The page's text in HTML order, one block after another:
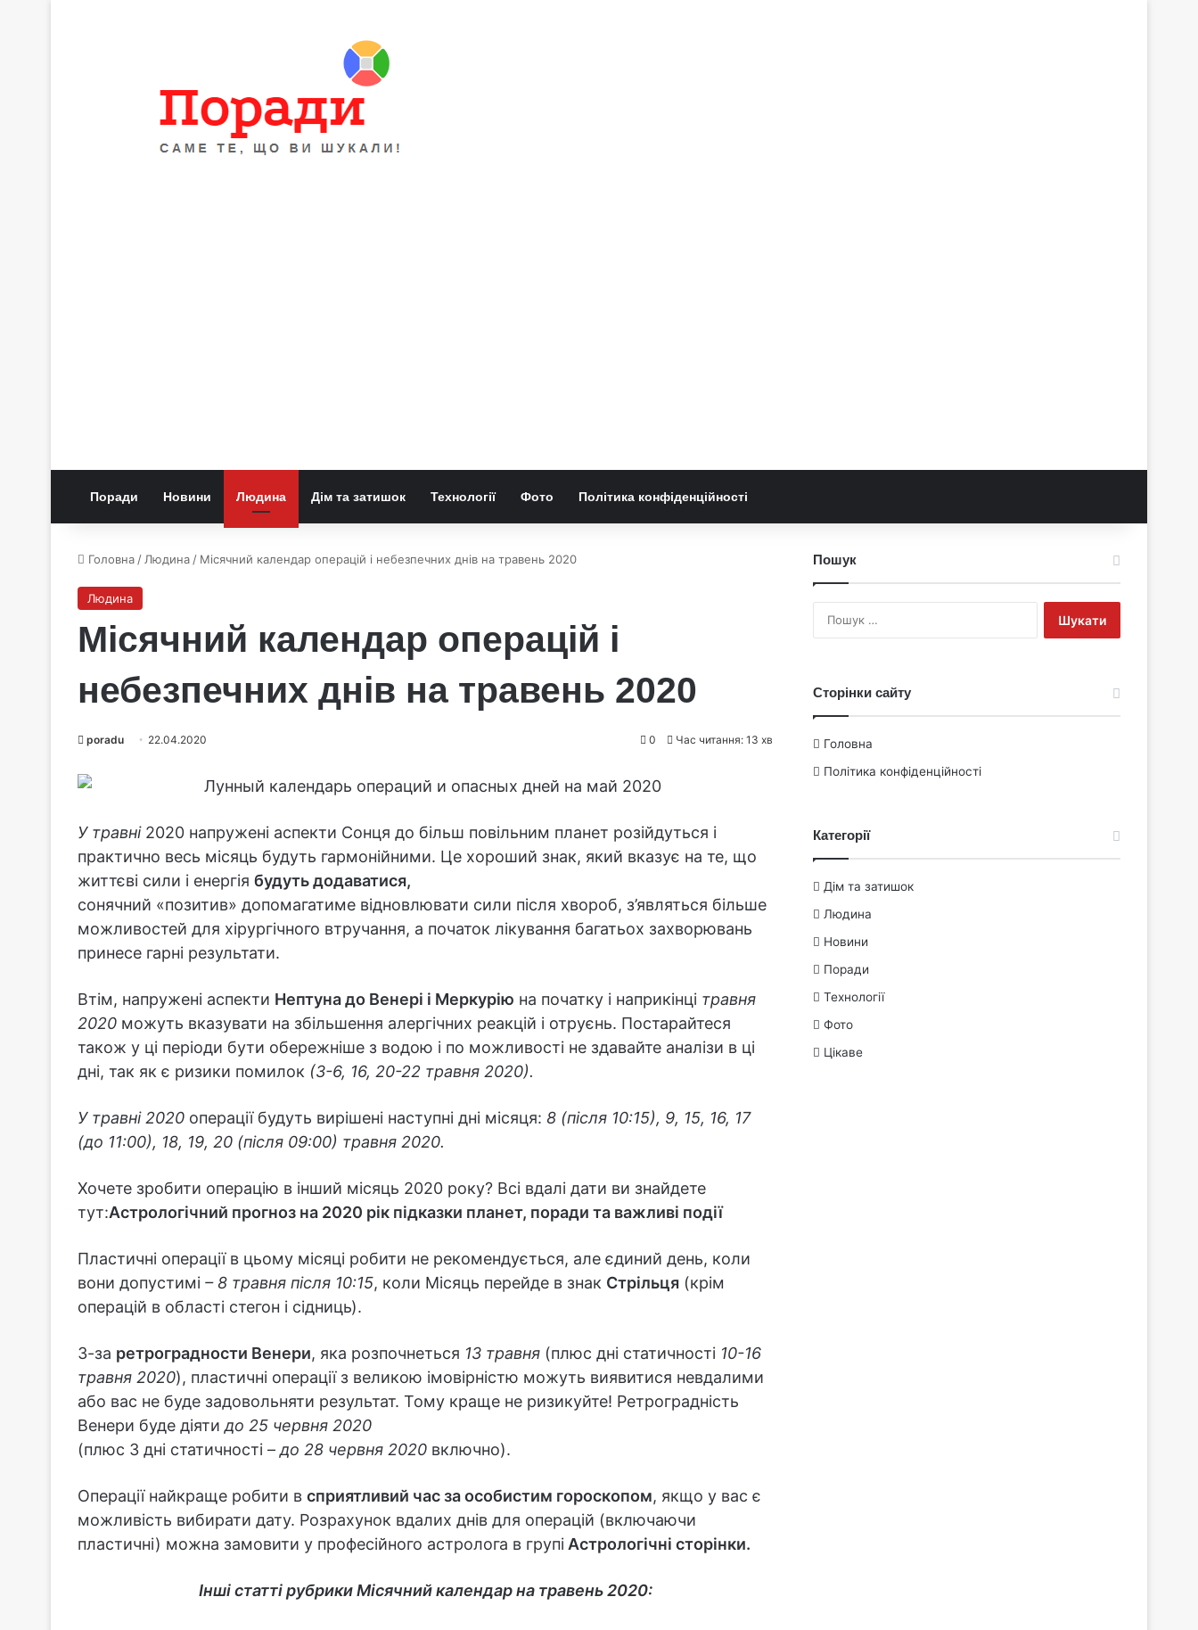
Поради Новини Людина Дім та затишок Технології Фото Політика конфіденційності
Головна / Людина / Місячний календар операцій і небезпечних днів на травень 2020
Людина
Місячний календар операцій і
небезпечних днів на травень 2020
poradu 22.04.2020 0 Час читання: 13 хв
У травні 2020 напружені аспекти Сонця до більш повільним планет розійдуться і
практично весь місяць будуть гармонійними. Це хороший знак, який вказує на те, що
життєві сили і енергія будуть додаватися,
сонячний «позитив» допомагатиме відновлювати сили після хвороб, з’являться більше
можливостей для хірургічного втручання, а початок лікування багатьох захворювань
принесе гарні результати.
Втім, напружені аспекти Нептуна до Венері і Меркурію на початку і наприкінці травня
2020 можуть вказувати на збільшення алергічних реакцій і отруєнь. Постарайтеся
також у ці періоди бути обережніше з водою і по можливості не здавайте аналізи в ці
дні, так як є ризики помилок (3-6, 16, 20-22 травня 2020).
У травні 2020 операції будуть вирішені наступні дні місяця: 8 (після 10:15), 9, 15, 16, 17
(до 11:00), 18, 19, 20 (після 09:00) травня 2020.
Хочете зробити операцію в інший місяць 2020 року? Всі вдалі дати ви знайдете
тут:Астрологічний прогноз на 2020 рік підказки планет, поради та важливі події
Пластичні операції в цьому місяці робити не рекомендується, але єдиний день, коли
вони допустимі – 8 травня після 10:15, коли Місяць перейде в знак Стрільця (крім
операцій в області стегон і сідниць).
З-за ретроградности Венери, яка розпочнеться 13 травня (плюс дні статичності 10-16
травня 2020), пластичні операції з великою імовірністю можуть виявитися невдалими
або вас не буде задовольняти результат. Тому краще не ризикуйте! Ретроградність
Венери буде діяти до 25 червня 2020
(плюс 3 дні статичності – до 28 червня 2020 включно).
Операції найкраще робити в сприятливий час за особистим гороскопом, якщо у вас є
можливість вибирати дату. Розрахунок вдалих днів для операцій (включаючи
пластичні) можна замовити у професійного астролога в групі Астрологічні сторінки.
Інші статті рубрики Місячний календар на травень 2020:
Пошук
Сторінки сайту
Головна
Політика конфіденційності
Категорії
Дім та затишок
Людина
Новини
Поради
Технології
Фото
Цікаве